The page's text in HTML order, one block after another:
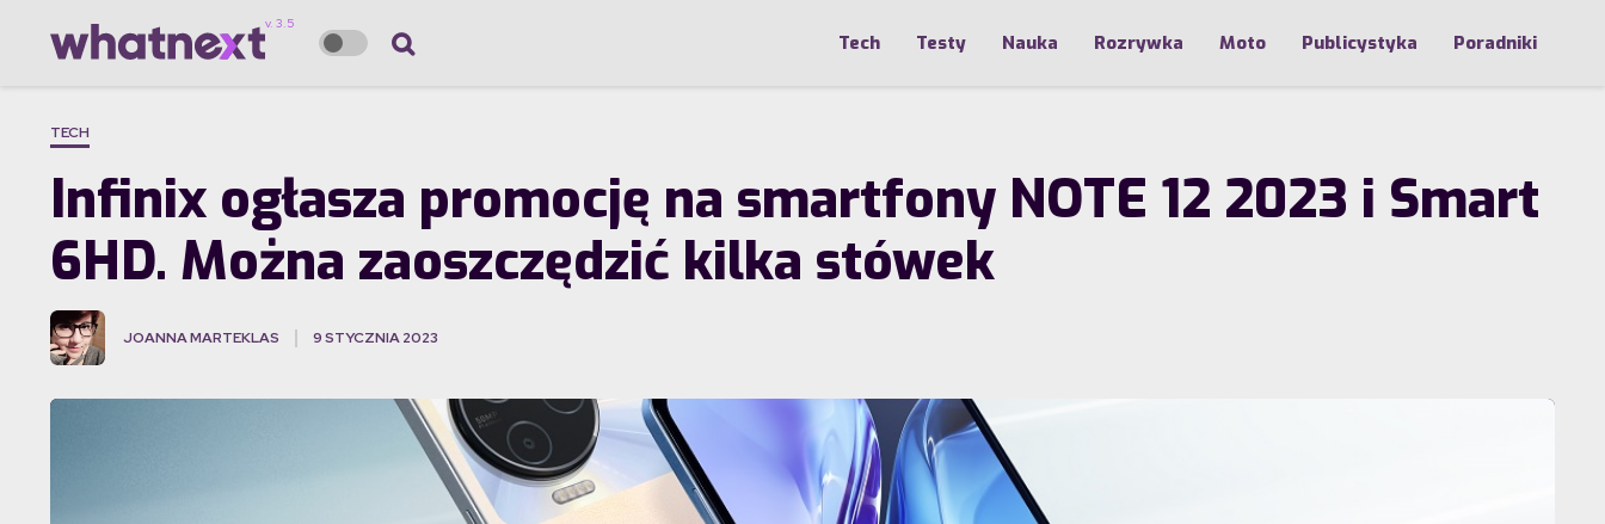
Tech Testy Nauka Rozrywka Moto Publicystyka Poradniki
TECH
Infinix ogłasza promocję na smartfony NOTE 12 2023 i Smart
6HD. Można zaoszczędzić kilka stówek
JOANNA MARTEKLAS 9 STYCZNIA 2023